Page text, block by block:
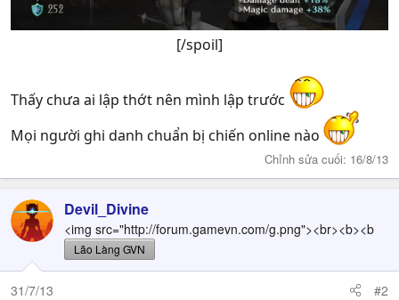
[/spoil]​
Thấy chưa ai lập thớt nên mình lập trước
Mọi người ghi danh chuẩn bị chiến online nào
Chỉnh sửa cuối: 16/8/13
Devil_Divine
<img src="http://forum.gamevn.com/g.png"><br><b><b
Lão Làng GVN
31/7/13 #2